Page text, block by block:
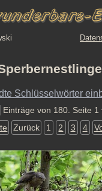
Schlüsselwörter
Einträge von 180. Seite 1
Zurück 1 2 3 4